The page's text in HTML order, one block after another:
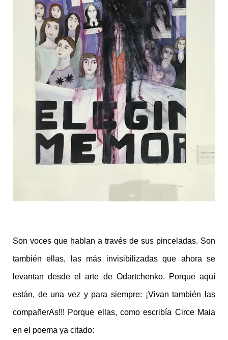
Son voces que hablan a través de sus pinceladas. Son
también ellas, las más invisibilizadas que ahora se
levantan desde el arte de Odartchenko. Porque aquí
están, de una vez y para siempre: ¡Vivan también las
compañerAs!!! Porque ellas, como escribía Circe Maia
en el poema ya citado: